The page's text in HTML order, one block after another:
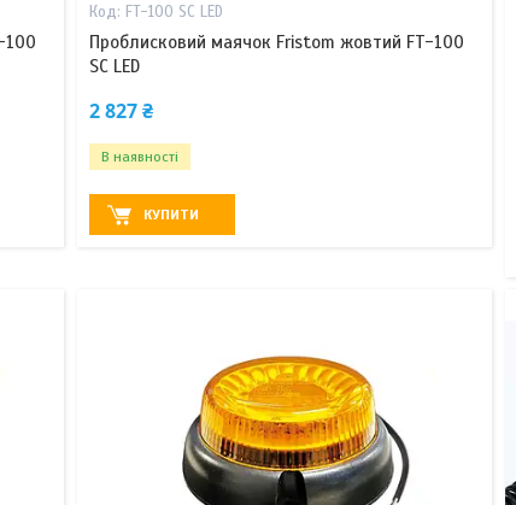
100
FT-100 SC LED
Проблисковий маячок Fristom жовтий FT-100
SC LED
2 827 ₴
В наявності
КУПИТИ